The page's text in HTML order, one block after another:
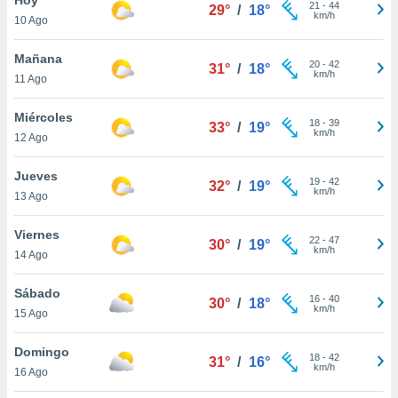
en
más
nuestra
de
cookies
aceptar
10 Ago
29° / 18° 21 - 44
km/h
Mañana
11 Ago
31° / 18° 20- 42
km/h
Miércoles
12 Ago
33° / 19° 18- 39
km/h
Jueves
13 Ago
32° / 19° 19- 42
km/h
Viernes
14 Ago
30° / 19° 22- 47
km/h
Sábado
15 Ago
30° / 18° 16- 40
km/h
Domingo
16 Ago
31° / 16° 18- 42
km/h